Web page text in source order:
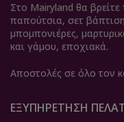
Στο Mairyland θα
παπούτσια, σετ
μπομπονιέρες,
και γάμου, εποχιακά.
Αποστολές σε όλο τον
ΕΞΥΠΗΡΈΤΗΣΗ